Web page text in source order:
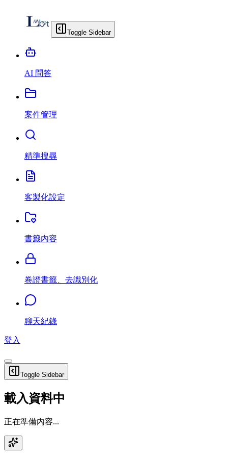
Toggle Sidebar
AI 問答
案件管理
精準搜尋
客製化設定
書籤內容
卷證書籤、去識別化
聊天紀錄
登入
Toggle Sidebar
載入資料中
正在準備內容...